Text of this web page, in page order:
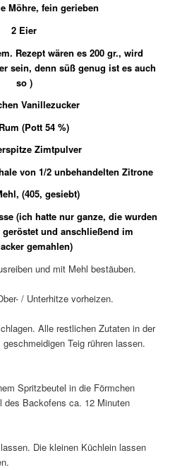
Möhre, fein gerieben
2 Eier
Rezept wären es 200 gr., wird
sein, denn süß genug ist es auch
so )
Vanillezucker
(Pott 54 %)
Zimtpulver
von 1/2 unbehandelten Zitrone
(405, gesiebt)
(ich hatte nur ganze, die wurden
und anschließend im
gemahlen)
und mit Mehl bestäuben.
/ Unterhitze vorheizen.
Alle restlichen Zutaten in der
Teig rühren lassen.
Spritzbeutel in die Förmchen
des Backofens ca. 12 Minuten
Die kleinen Küchlein lassen